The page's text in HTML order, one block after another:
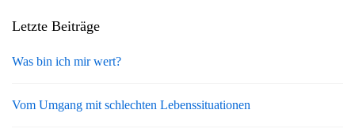
Letzte Beiträge
Was bin ich mir wert?
Vom Umgang mit schlechten Lebenssituationen